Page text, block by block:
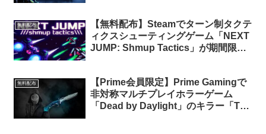
無料配布
【無料配布】Steamでターン制タクテ
ィクスシューティングゲーム「NEXT
JUMP: Shmup Tactics」が期間限定
無料配布
【Prime会員限定】Prime Gamingで
非対称マルチプレイホラーゲーム
「Dead by Daylight」のキラー「The